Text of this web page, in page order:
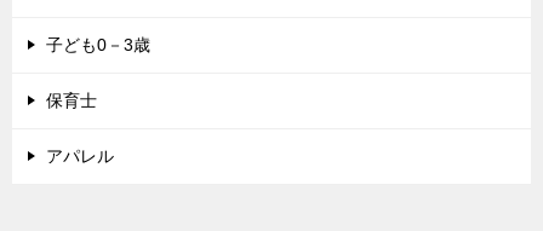
子ども0－3歳
保育士
アパレル